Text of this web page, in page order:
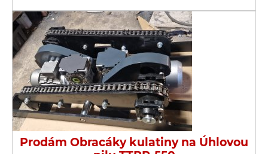
Prodám Obracáky kulatiny na Úhlovou